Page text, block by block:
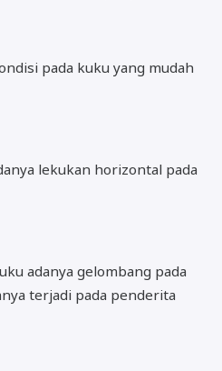
pada kuku yang mudah
lekukan horizontal pada
adanya gelombang pada
terjadi pada penderita